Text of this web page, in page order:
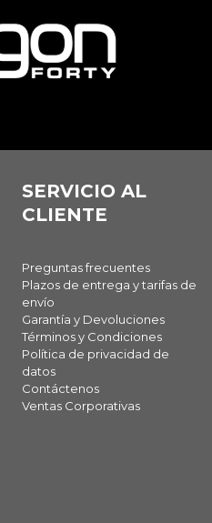
SERVICIO AL
CLIENTE
Preguntas frecuentes
Plazos de entrega y tarifas de
envío
Garantía y Devoluciones
Términos y Condiciones
Política de privacidad de
datos
Contáctenos
Ventas Corporativas